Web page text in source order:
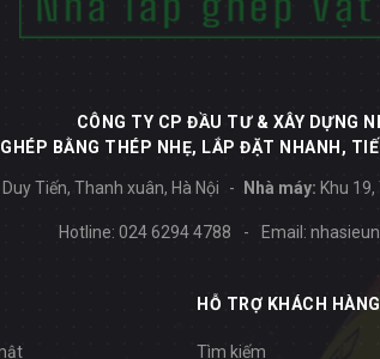
CÔNG TY CP ĐẦU TƯ & XÂY DỰNG
BẰNG THÉP NHẸ, LẮP ĐẶT NHANH,
Tiến, Thanh xuân, Hà Nội Nhà máy: Khu
Hotline: 024 6294 4788 - Email:
HỖ TRỢ KHÁCH HÀNG
Tìm kiếm